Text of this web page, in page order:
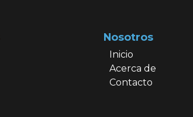
Nosotros
Inicio
Acerca de
Contacto